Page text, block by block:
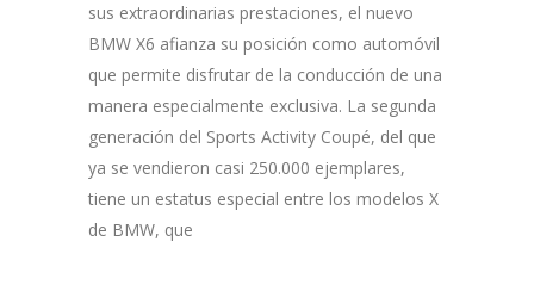
sus extraordinarias prestaciones, el nuevo
BMW X6 afianza su posición como automóvil
que permite disfrutar de la conducción de una
manera especialmente exclusiva. La segunda
generación del Sports Activity Coupé, del que
ya se vendieron casi 250.000 ejemplares,
tiene un estatus especial entre los modelos X
de BMW, que